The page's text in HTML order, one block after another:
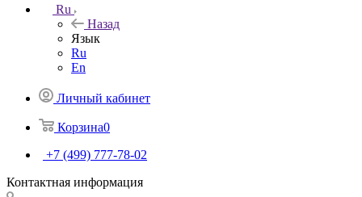
Ru
Назад
Язык
Ru
En
Личный кабинет
Корзина0
+7 (499) 777-78-02
Контактная информация